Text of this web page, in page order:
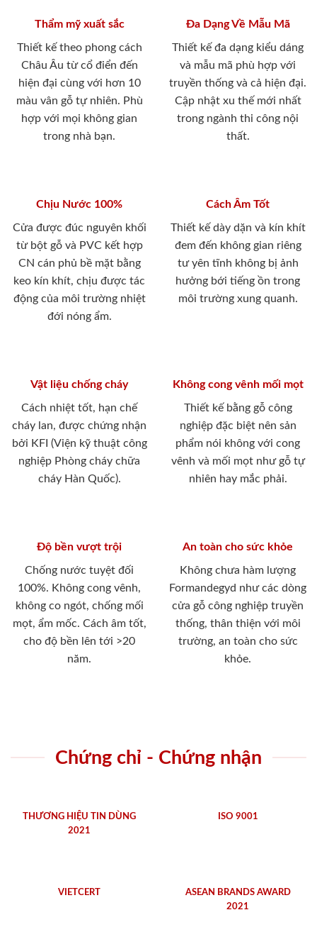
Thẩm mỹ xuất sắc
Thiết kế theo phong cách
Châu Âu từ cổ điển đến
hiện đại cùng với hơn 10
màu vân gỗ tự nhiên. Phù
hợp với mọi không gian
trong nhà bạn.
Đa Dạng Về Mẫu Mã
Thiết kế đa dạng kiểu dáng
và mẫu mã phù hợp với
truyền thống và cả hiện đại.
Cập nhật xu thế mới nhất
trong ngành thi công nội
thất.
Chịu Nước 100%
Cửa được đúc nguyên khối
từ bột gỗ và PVC kết hợp
CN cán phủ bề mặt bằng
keo kín khít, chịu được tác
động của môi trường nhiệt
đới nóng ẩm.
Cách Âm Tốt
Thiết kế dày dặn và kín khít
đem đến không gian riêng
tư yên tĩnh không bị ảnh
hưởng bới tiếng ồn trong
môi trường xung quanh.
Vật liệu chống cháy
Cách nhiệt tốt, hạn chế
cháy lan, được chứng nhận
bởi KFI (Viện kỹ thuật công
nghiệp Phòng cháy chữa
cháy Hàn Quốc).
Không cong vênh mối mọt
Thiết kế bằng gỗ công
nghiệp đặc biệt nên sản
phẩm nói không với cong
vênh và mối mọt như gỗ tự
nhiên hay mắc phải.
Độ bền vượt trội
Chống nước tuyệt đối
100%. Không cong vênh,
không co ngót, chống mối
mọt, ẩm mốc. Cách âm tốt,
cho độ bền lên tới >20
năm.
An toàn cho sức khỏe
Không chưa hàm lượng
Formandegyd như các dòng
cửa gỗ công nghiệp truyền
thống, thân thiện với môi
trường, an toàn cho sức
khỏe.
Chứng chỉ - Chứng nhận
THƯƠNG HIỆU TIN DÙNG
2021
ISO 9001
VIETCERT
ASEAN BRANDS AWARD
2021